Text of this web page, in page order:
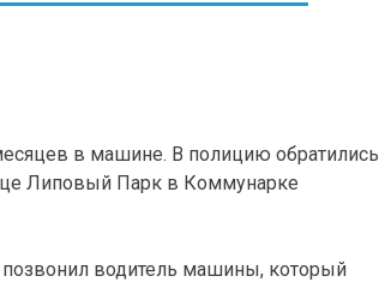
в машине. В полицию обратились
Липовый Парк в Коммунарке
позвонил водитель машины, который